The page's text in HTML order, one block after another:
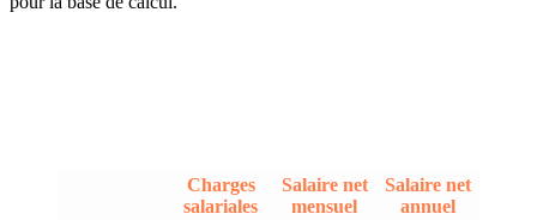
Charges
salariales
Salaire net
mensuel
Salaire net
annuel